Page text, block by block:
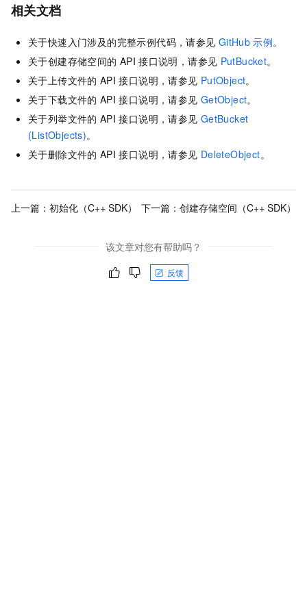
相关文档
关于快速入门涉及的完整示例代码，请参见 GitHub 示例。
关于创建存储空间的 API 接口说明，请参见 PutBucket。
关于上传文件的 API 接口说明，请参见 PutObject。
关于下载文件的 API 接口说明，请参见 GetObject。
关于列举文件的 API 接口说明，请参见 GetBucket
(ListObjects)。
关于删除文件的 API 接口说明，请参见 DeleteObject。
上一篇： 初始化（C++ SDK） 下一篇： 创建存储空间（C++ SDK）
该文章对您有帮助吗？
反馈